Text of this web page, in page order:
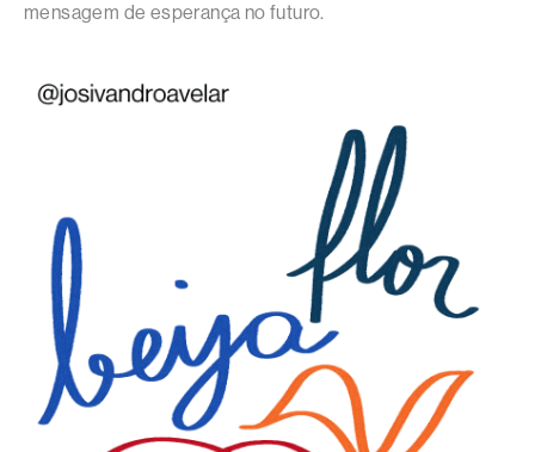
mensagem de esperança no futuro.